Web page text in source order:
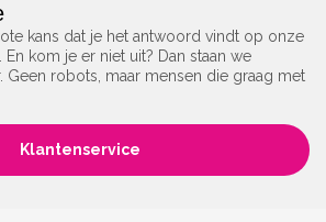
kans dat je het antwoord vindt op onze
En kom je er niet uit? Dan staan we
Geen robots, maar mensen die graag met
Klantenservice